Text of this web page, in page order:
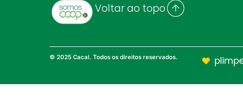
Voltar ao topo
© 2025 Cacal. Todos os direitos reservados.